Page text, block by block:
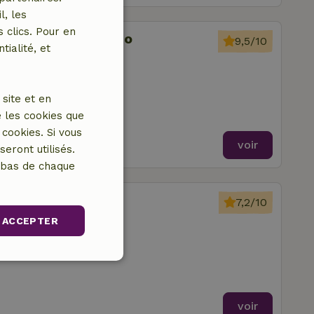
do Rouquenho 9,5/10
voir
7,2/10
à coucher
voir
les
clics. Pour en
et
site et en
les cookies que
Si vous
utilisés.
de chaque
ACCEPTER